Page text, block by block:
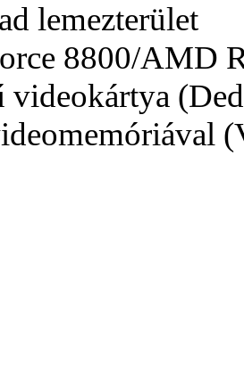
lemezterület
8800/AMD
videokártya